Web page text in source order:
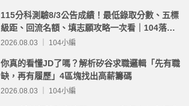
115分科測驗8/3公告成績！最低錄取分數、五標
級距、回流名額、填志願攻略一次看｜104落點
分析
2026.08.03 ｜ 104小編
你真的看懂JD了嗎？解析矽谷求職邏輯「先有職
缺，再有履歷」4區塊找出高薪籌碼
2026.08.03 ｜ 104小編